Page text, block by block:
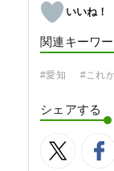
関連キーワ
#愛知 #これ
シェアする